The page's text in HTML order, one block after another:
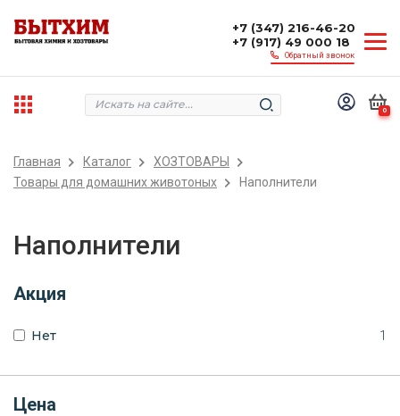
+7 (347) 216-46-20
+7 (917) 49 000 18
Обратный звонок
0
Главная Каталог
ХОЗТОВАРЫ
Товары для домашних животоных
Наполнители
Наполнители
Акция
Нет 1
Цена